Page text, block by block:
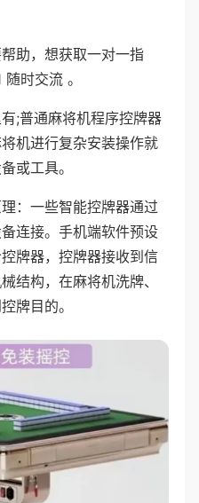
助，想获取一对一指
时交流 。
;普通麻将机程序控牌器
机进行复杂安装操作就
或工具。
：一些智能控牌器通过
连接。手机端软件预设
牌器，控牌器接收到信
结构，在麻将机洗牌、
牌目的。